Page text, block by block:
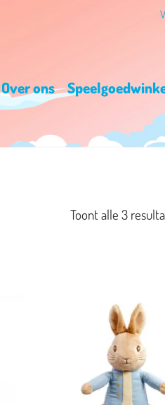
Over ons
Toont alle 3